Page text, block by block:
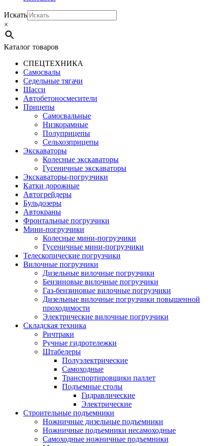
Искать
×
Каталог товаров
СПЕЦТЕХНИКА
Самосвалы
Седельные тягачи
Шасси
Автобетоно­смесители
Прицепы
Самосвальные
Низкорамные
Полуприцепы
Сельхозприцепы
Экскаваторы
Колесные экскаваторы
Гусеничные экскаваторы
Экскаваторы-погрузчики
Катки дорожные
Автогрейдеры
Бульдозеры
Автокраны
Фронтальные погрузчики
Мини-погрузчики
Колесные мини-погрузчики
Гусеничные мини-погрузчики
Телескопические погрузчики
Вилочные погрузчики
Дизельные вилочные погрузчики
Бензиновые вилочные погрузчики
Газ-бензиновые вилочные погрузчики
Дизельные вилочные погрузчики повышенной
проходимости
Электрические вилочные погрузчики
Складская техника
Ричтраки
Ручные гидротележки
Штабелеры
Полуэлектрические
Самоходные
Транспортировщики паллет
Подъемные столы
Гидравлические
Электрические
Строительные подъемники
Ножничные дизельные подъемники
Ножничные подъемники несамоходные
Самоходные ножничные подъемники